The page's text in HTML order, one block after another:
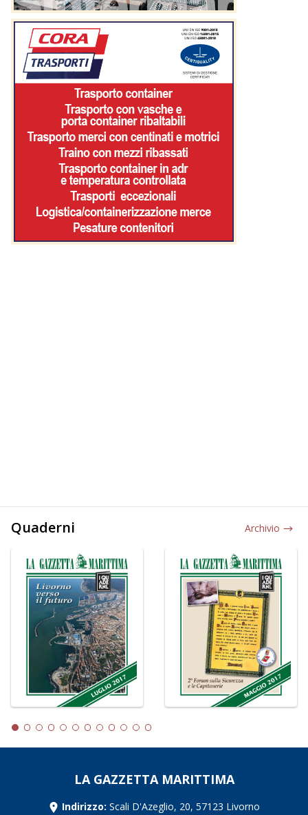
Quaderni Archivio
LA GAZZETTA MARITTIMA
Indirizzo: Scali D'Azeglio, 20, 57123 Livorno